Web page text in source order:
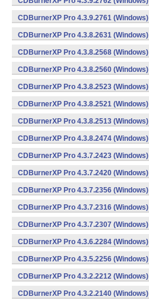
CDBurnerXP Pro 4.3.9.2761 (Windows)
CDBurnerXP Pro 4.3.8.2631 (Windows)
CDBurnerXP Pro 4.3.8.2568 (Windows)
CDBurnerXP Pro 4.3.8.2560 (Windows)
CDBurnerXP Pro 4.3.8.2523 (Windows)
CDBurnerXP Pro 4.3.8.2521 (Windows)
CDBurnerXP Pro 4.3.8.2513 (Windows)
CDBurnerXP Pro 4.3.8.2474 (Windows)
CDBurnerXP Pro 4.3.7.2423 (Windows)
CDBurnerXP Pro 4.3.7.2420 (Windows)
CDBurnerXP Pro 4.3.7.2356 (Windows)
CDBurnerXP Pro 4.3.7.2316 (Windows)
CDBurnerXP Pro 4.3.7.2307 (Windows)
CDBurnerXP Pro 4.3.6.2284 (Windows)
CDBurnerXP Pro 4.3.5.2256 (Windows)
CDBurnerXP Pro 4.3.2.2212 (Windows)
CDBurnerXP Pro 4.3.2.2140 (Windows)